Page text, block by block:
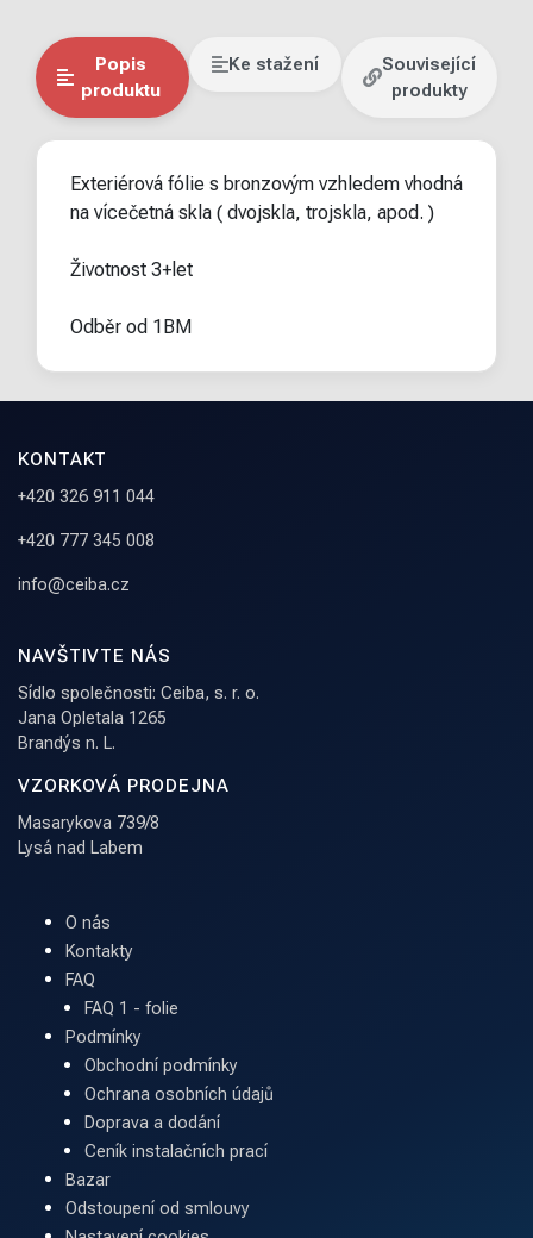
Popis
produktu
Ke stažení
Související
produkty
Exteriérová fólie s bronzovým vzhledem vhodná
na vícečetná skla ( dvojskla, trojskla, apod. )
Životnost 3+let
Odběr od 1BM
KONTAKT
+420 326 911 044
+420 777 345 008
info@ceiba.cz
NAVŠTIVTE NÁS
Sídlo společnosti: Ceiba, s. r. o.
Jana Opletala 1265
Brandýs n. L.
VZORKOVÁ PRODEJNA
Masarykova 739/8
Lysá nad Labem
O nás
Kontakty
FAQ
FAQ 1 - folie
Podmínky
Obchodní podmínky
Ochrana osobních údajů
Doprava a dodání
Ceník instalačních prací
Bazar
Odstoupení od smlouvy